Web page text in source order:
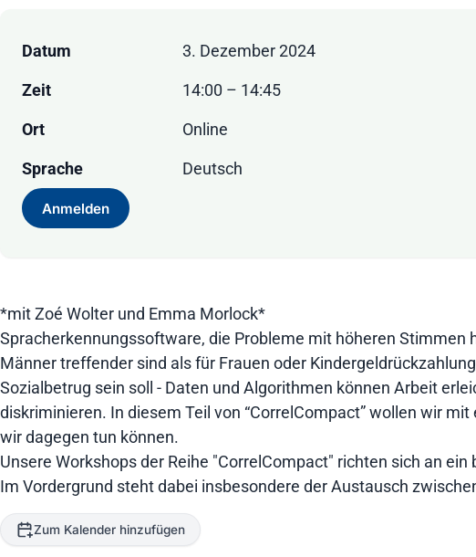
Datum 3. Dezember 2024
Zeit 14:00 – 14:45
Ort Online
Sprache Deutsch
Anmelden
*mit Zoé Wolter und Emma Morlock*
Spracherkennungssoftware, die Probleme mit höheren
Männer treffender sind als für Frauen oder
Sozialbetrug sein soll - Daten und Algorithmen können Arbeit
diskriminieren. In diesem Teil von “CorrelCompact” wollen wir
wir dagegen tun können.
Unsere Workshops der Reihe "CorrelCompact" richten sich an
Im Vordergrund steht dabei insbesondere der Austausch
Zum Kalender hinzufügen